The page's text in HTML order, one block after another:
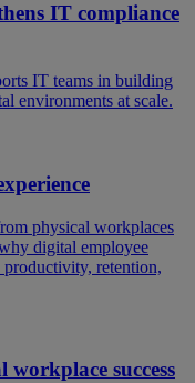
IT compliance
IT teams in building
environments at scale.
physical workplaces
digital employee
retention,
success